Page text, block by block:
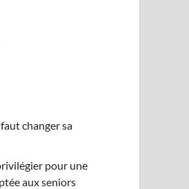
changer sa
pour une
aux seniors